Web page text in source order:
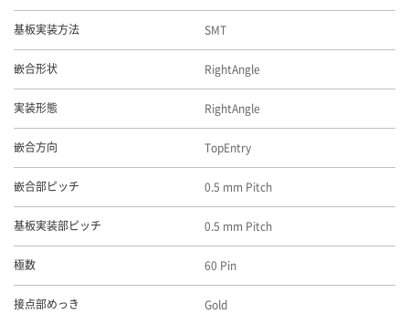
基板実装方法 SMT
嵌合形状 RightAngle
実装形態 RightAngle
嵌合方向 TopEntry
嵌合部ピッチ 0.5 mm Pitch
基板実装部ピッチ 0.5 mm Pitch
極数 60 Pin
接点部めっき Gold